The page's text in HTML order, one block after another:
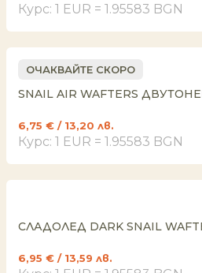
Курс: 1 EUR = 1.95583 BGN
ОЧАКВАЙТЕ СКОРО
SNAIL AIR WAFTERS
6,75 € / 13,20 лв.
Курс: 1 EUR = 1.95583 BGN
СЛАДОЛЕД DARK SNAIL
6,95 € / 13,59 лв.